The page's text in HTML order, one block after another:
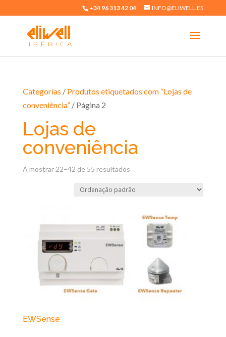
+34 96 313 42 04 INFO@ELIWELL.ES
Categorías / Produtos etiquetados com “Lojas de
conveniência”/ Página 2
Lojas de
conveniência
A mostrar 22–42 de 55 resultados
EWSense